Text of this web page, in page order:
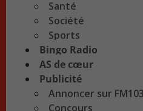
Santé
Société
Sports
Bingo Radio
AS de cœur
Publicité
Annoncer sur
Concours